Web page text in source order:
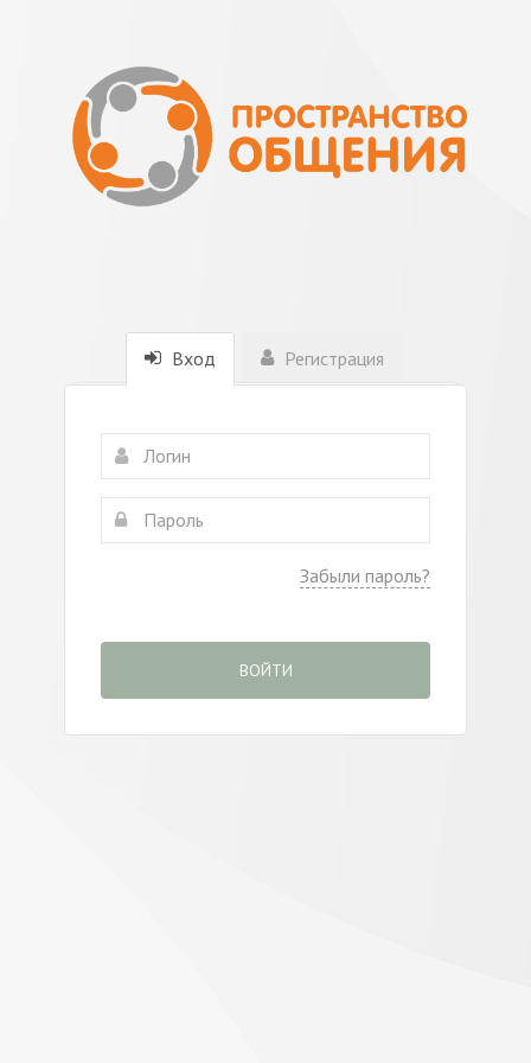
Вход Регистрация
Забыли пароль?
ВОЙТИ